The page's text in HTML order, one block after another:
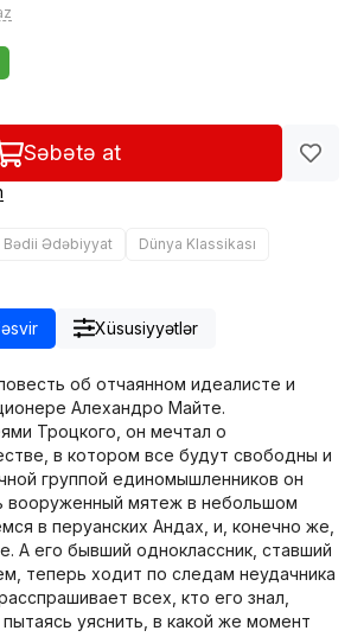
Səbətə at
Bədii Ədəbiyyat Dünya Klassikası
Xüsusiyyətlər
об отчаянном идеалисте и
Алехандро Майте.
Троцкого, он мечтал о
в котором все будут свободны и
группой единомышленников он
вооруженный мятеж в небольшом
в перуанских Андах, и, конечно же,
А его бывший одноклассник, ставший
теперь ходит по следам неудачника
всех, кто его знал,
уяснить, в какой же момент